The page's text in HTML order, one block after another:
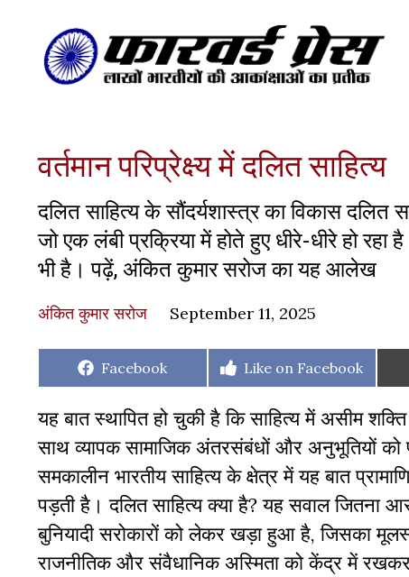
वर्तमान परिप्रेक्ष्य में दलित साहित्य
दलित साहित्य के सौंदर्यशास्त्र का विकास दलित
जो एक लंबी प्रक्रिया में होते हुए धीरे-धीरे हो
भी है। पढ़ें, अंकित कुमार सरोज का यह आलेख
अंकित कुमार सरोज September 11, 2025
Share
Facebook
Share
Like on Facebook
यह बात स्थापित हो चुकी है कि साहित्य में असीम
साथ व्यापक सामाजिक अंतरसंबंधों और अनुभूतियों को
समकालीन भारतीय साहित्य के क्षेत्र में यह बात
पड़ती है। दलित साहित्य क्या है? यह सवाल जितना
बुनियादी सरोकारों को लेकर खड़ा हुआ है, जिसका
राजनीतिक और संवैधानिक अस्मिता को केंद्र में